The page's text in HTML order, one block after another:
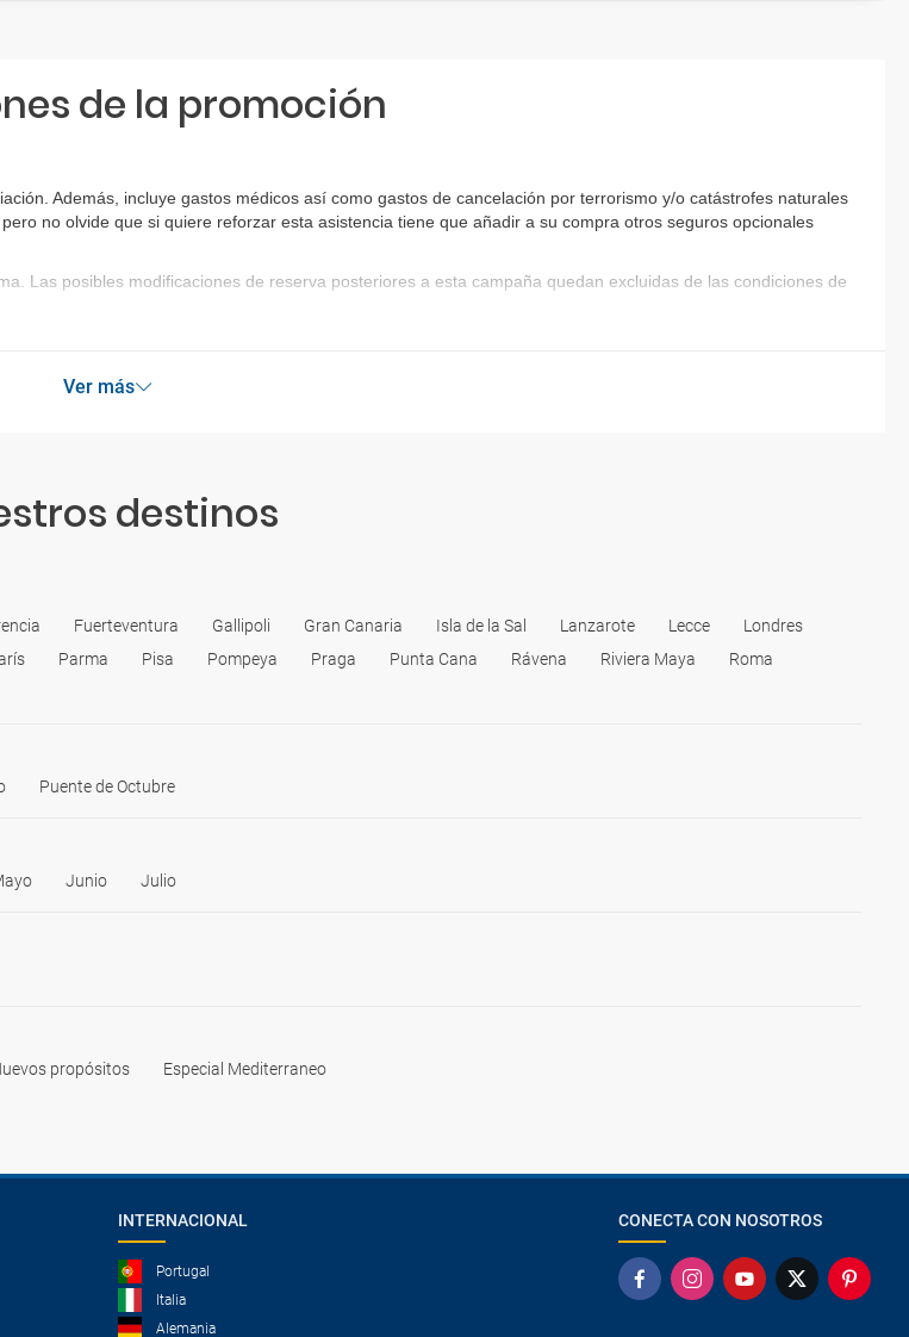
de la promoción
Además, incluye gastos médicos así como gastos de cancelación por terrorismo y/o catástrofes naturales
no olvide que si quiere reforzar esta asistencia tiene que añadir a su compra otros seguros opcionales
Las posibles modificaciones de reserva posteriores a esta campaña quedan excluidas de las condiciones de
Ver más
destinos
Fuerteventura Gallipoli Gran Canaria Isla de la Sal Lanzarote Lecce
Londres
Parma Pisa Pompeya Praga Punta Cana Rávena Riviera Maya
Roma
Puente de Octubre
Junio Julio
propósitos Especial Mediterraneo
INTERNACIONAL
Portugal
Italia
Alemania
CONECTA CON NOSOTROS